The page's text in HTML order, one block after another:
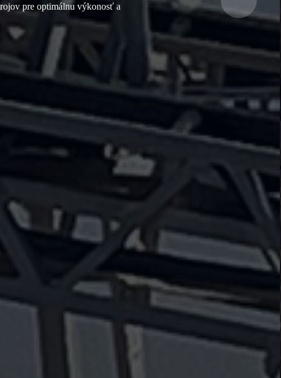
pre optimálnu výkonosť a